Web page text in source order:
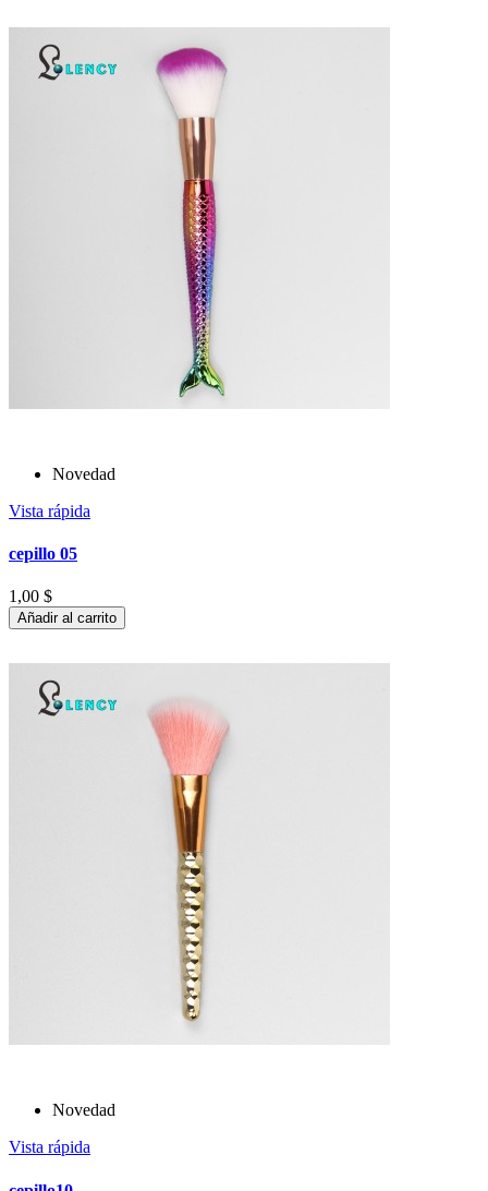
Novedad
Vista rápida
cepillo 05
1,00 $
Añadir al carrito
Novedad
Vista rápida